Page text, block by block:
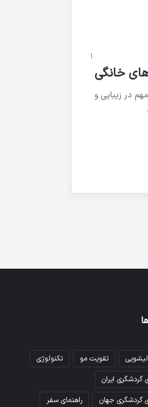
۱
خانگی
در زیبایی و
تقویت مو
تکنولوژی
گردشگری ایران
گردشگری جهان
راهنمای سفر